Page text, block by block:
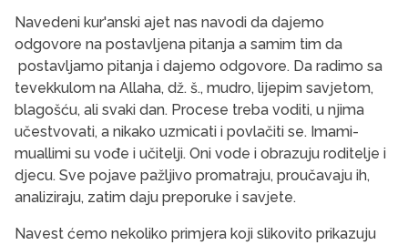
Navedeni kur'anski ajet nas navodi da dajemo
odgovore na postavljena pitanja a samim tim da
postavljamo pitanja i dajemo odgovore. Da radimo sa
tevekkulom na Allaha, dž. š., mudro, lijepim savjetom,
blagošću, ali svaki dan. Procese treba voditi, u njima
učestvovati, a nikako uzmicati i povlačiti se. Imami-
muallimi su vođe i učitelji. Oni vode i obrazuju roditelje i
djecu. Sve pojave pažljivo promatraju, proučavaju ih,
analiziraju, zatim daju preporuke i savjete.
Navest ćemo nekoliko primjera koji slikovito prikazuju